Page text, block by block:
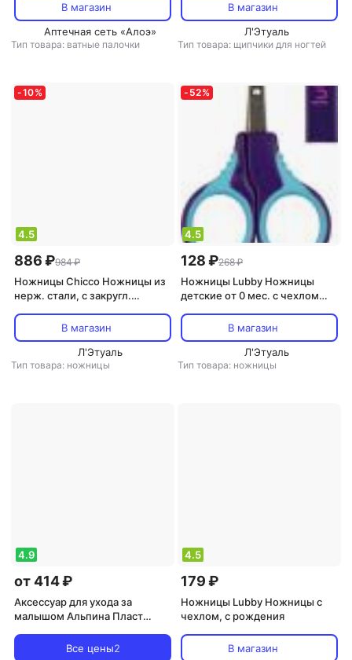
В магазин
Аптечная сеть «Алоэ»
Тип товара: ватные палочки
В магазин
Л'Этуаль
Тип товара: щипчики для ногтей
-10%
4.5
886 ₽984 ₽
Ножницы Chicco Ножницы из
нерж. стали, с закругл.
340628104В магазин
Л'Этуаль
Тип товара: ножницы
- 52%
4.5
128 ₽268 ₽
Ножницы Lubby Ножницы
детские от 0 мес. с чехлом
В магазин
Л'Этуаль
Тип товара: ножницы
4.9
от 414 ₽
Аксессуар для ухода за
малышом Альпина Пласт
Все цены2
4.5
179 ₽
Ножницы Lubby Ножницы с
чехлом, с рождения
В магазин